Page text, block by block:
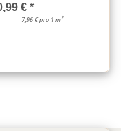
€ *
7,96 € pro 1 m2